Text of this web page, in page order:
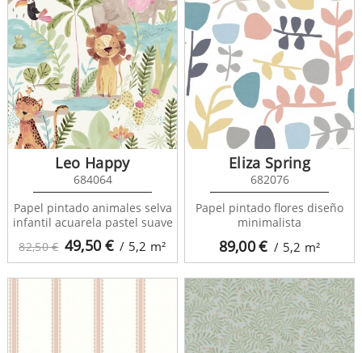
82,50 € 49,50€ / 5,2 m²
Leo Happy
684064
Papel pintado animales selva
infantil acuarela pastel suave
89,00€ / 5,2 m²
Eliza Spring
682076
Papel pintado flores diseño
minimalista